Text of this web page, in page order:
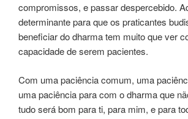
compromissos, e passar despercebido.
determinante para que os praticantes
beneficiar do dharma tem muito que ver
capacidade de serem pacientes.
Com uma paciência comum, uma
uma paciência para com o dharma que
tudo será bom para ti, para mim, e para